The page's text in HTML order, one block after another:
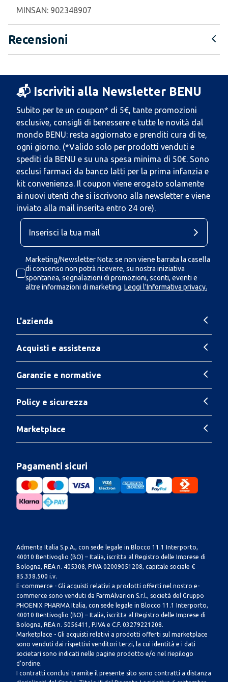
MINSAN: 902348907
Recensioni
📬 Iscriviti alla Newsletter BENU
Subito per te un coupon* di 5€, tante promozioni
esclusive, consigli di benessere e tutte le novità dal
mondo BENU: resta aggiornato e prenditi cura di te,
ogni giorno. (*Valido solo per prodotti venduti e
spediti da BENU e su una spesa minima di 50€. Sono
esclusi farmaci da banco latti per la prima infanzia e
kit convenienza. Il coupon viene erogato solamente
ai nuovi utenti che si iscrivono alla newsletter e viene
inviato alla mail inserita entro 24 ore).
Marketing/Newsletter Nota: se non viene barrata la casella
di consenso non potrà ricevere, su nostra iniziativa
spontanea, segnalazioni di promozioni, sconti, eventi e
altre informazioni di marketing. Leggi l'Informativa privacy.
L'azienda
Acquisti e assistenza
Garanzie e normative
Policy e sicurezza
Marketplace
Pagamenti sicuri
Admenta Italia S.p.A., con sede legale in Blocco 11.1 Interporto,
40010 Bentivoglio (BO) – Italia, iscritta al Registro delle Imprese di
Bologna, REA n. 405308, P.IVA 02009051208, capitale sociale €
85.338.500 i.v.
E-commerce - Gli acquisti relativi a prodotti offerti nel nostro e-
commerce sono venduti da FarmAlvarion S.r.l., società del Gruppo
PHOENIX PHARMA Italia, con sede legale in Blocco 11.1 Interporto,
40010 Bentivoglio (BO) – Italia, iscritta al Registro delle Imprese di
Bologna, REA n. 5056411, P.IVA e C.F. 03279221208.
Marketplace - Gli acquisti relativi a prodotti offerti sul marketplace
sono venduti dai rispettivi venditori terzi, la cui identità e i dati
societari sono indicati nelle pagine prodotto e/o nel riepilogo
d’ordine.
I contratti conclusi tramite il presente sito sono contratti a distanza